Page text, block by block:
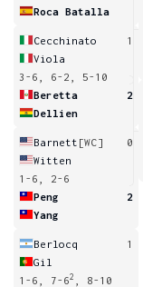
Roca Batalla
Cecchinato
1
Viola
3-6, 6-2, 5-10
Beretta
2
Dellien
Barnett [WC]
0
Witten
1-6, 2-6
Peng
2
Yang
Berlocq
1
Gil
1-6, 7-62
, 8-10